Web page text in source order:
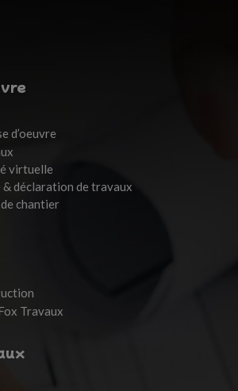
d’oeuvre
virtuelle
déclaration de travaux
chantier
Travaux